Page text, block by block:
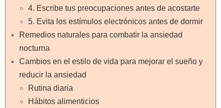
4. Escribe tus preocupaciones antes de acostarte
5. Evita los estímulos electrónicos antes de dormir
Remedios naturales para combatir la ansiedad
nocturna
Cambios en el estilo de vida para mejorar el sueño y
reducir la ansiedad
Rutina diaria
Hábitos alimenticios